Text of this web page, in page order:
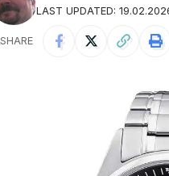
LAST UPDATED:
SHARE